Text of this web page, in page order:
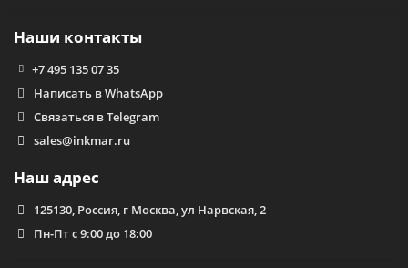
Наши контакты
+7 495 135 07 35
Написать в WhatsApp
Связаться в Telegram
sales@inkmar.ru
Наш адрес
125130, Россия, г Москва, ул Нарвская, 2
Пн-Пт с 9:00 до 18:00